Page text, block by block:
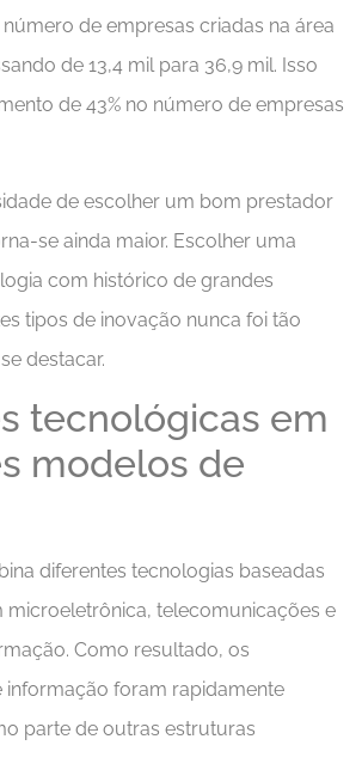
de empresas criadas na área
de 13,4 mil para 36,9 mil. Isso
de 43% no número de empresas
de escolher um bom prestador
se ainda maior. Escolher uma
com histórico de grandes
tipos de inovação nunca foi tão
destacar.
tecnológicas em
modelos de
diferentes tecnologias baseadas
microeletrônica, telecomunicações e
Como resultado, os
informação foram rapidamente
parte de outras estruturas